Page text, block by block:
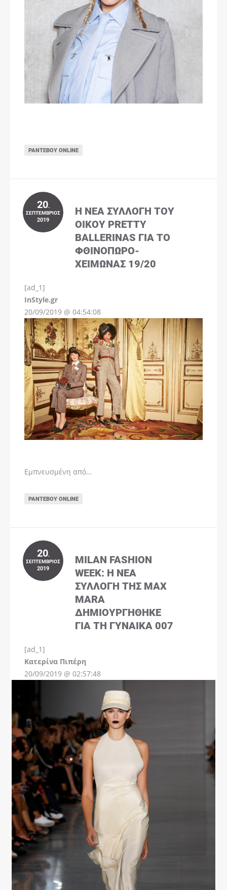
ΡΑΝΤΕΒΟΎ ONLINE
20.
ΣΕΠΤΈΜΒΡΙΟΣ
2019
Η ΝΈΑ ΣΥΛΛΟΓΉ ΤΟΥ
ΟΊΚΟΥ PRETTY
BALLERINAS ΓΙΑ ΤΟ
ΦΘΙΝΌΠΩΡΟ-
ΧΕΙΜΏΝΑΣ 19/20
[ad_1]
InStyle.gr
20/09/2019 @ 04:54:08
Εμπνευσμένη από…
ΡΑΝΤΕΒΟΎ ONLINE
20.
ΣΕΠΤΈΜΒΡΙΟΣ
2019
MILAN FASHION
WEEK: Η ΝΈΑ
ΣΥΛΛΟΓΉ ΤΗΣ MAX
MARA
ΔΗΜΙΟΥΡΓΉΘΗΚΕ
ΓΙΑ ΤΗ ΓΥΝΑΊΚΑ 007
[ad_1]
Kατερίνα Πιπέρη
20/09/2019 @ 02:57:48